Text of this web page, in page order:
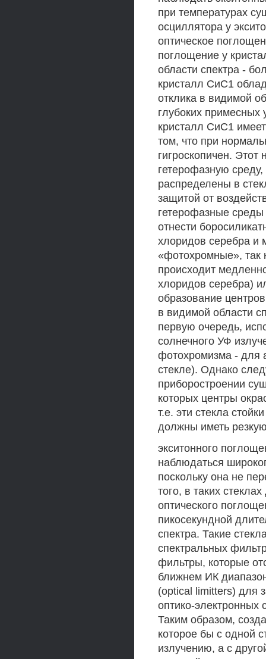
при температурах
осциллятора у
оптическое
поглощение у
области спектра -
кристалл СиС1
отклика в видимой
глубоких примесных
кристалл СиС1
том, что при
гигроскопичен.
гетерофазную
распределены в
защитой от
гетерофазные
отнести
хлоридов серебра и
«фотохромные», так
происходит
хлоридов серебра)
образование
в видимой области
первую очередь,
солнечного УФ
фотохромизма - для
стекле). Однако
приборостроении
которых центры
т.е. эти стекла
должны иметь
экситонного
наблюдаться
поскольку она не
того, в таких
оптического
пикосекундной
спектра. Такие
спектральных
фильтры, которые
ближнем ИК
(optical limitters) для
оптико-электронных
Таким образом,
которое бы с одной
излучению, а с